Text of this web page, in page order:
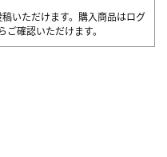
いただけます。購入商品はログ
ご確認いただけます。